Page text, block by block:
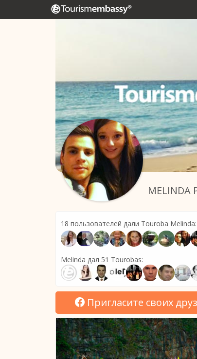
MELINDA
18 пользователей дали Touroba Melinda:
Melinda дал 51 Tourobas:
Пригласите своих